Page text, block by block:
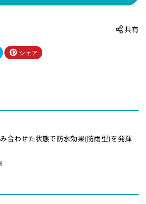
共有
シェア
合わせた状態で防水効果(防雨型)を発揮